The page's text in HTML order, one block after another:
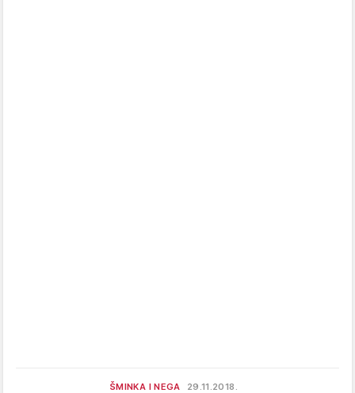
ŠMINKA I NEGA 29.11.2018.